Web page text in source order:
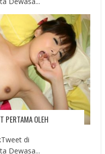
PERTAMA OLEH
di
Dewasa...